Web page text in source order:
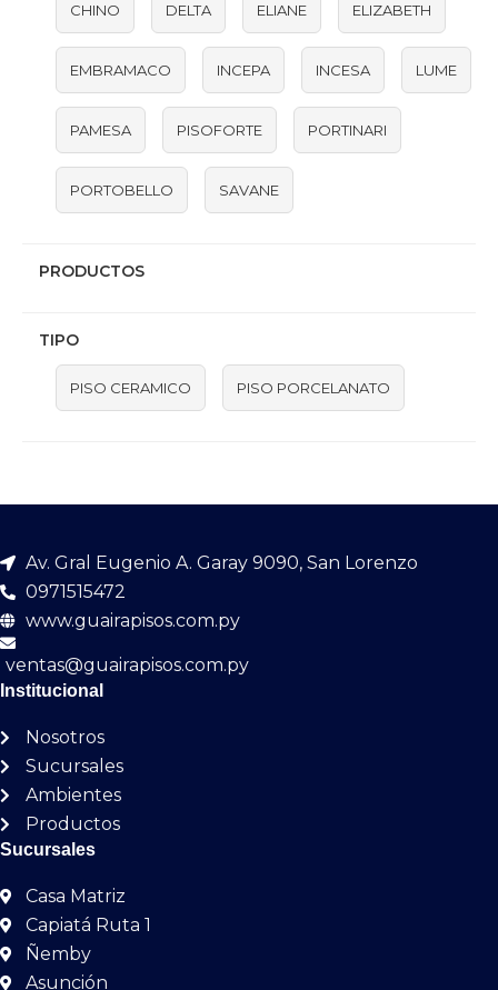
CHINO DELTA ELIANE ELIZABETH
EMBRAMACO INCEPA INCESA LUME
PAMESA PISOFORTE PORTINARI
PORTOBELLO SAVANE
PRODUCTOS
TIPO
PISO CERAMICO PISO PORCELANATO
Av. Gral Eugenio A. Garay 9090, San Lorenzo
0971515472
www.guairapisos.com.py
ventas@guairapisos.com.py
Institucional
Nosotros
Sucursales
Ambientes
Productos
Sucursales
Casa Matriz
Capiatá Ruta 1
Ñemby
Asunción